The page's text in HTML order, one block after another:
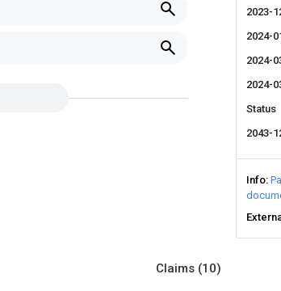
2023-
2024-
2024-
2024-
Status
2043-
Info
Claims (10)